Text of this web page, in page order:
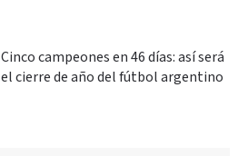
Cinco campeones en 46 días: así será
el cierre de año del fútbol argentino